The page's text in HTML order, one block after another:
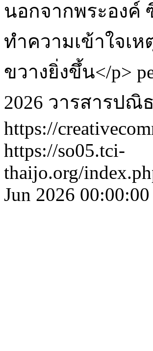
นอกจากพระองค์
ทำความเข้าใจเ
ขวางยิ่งขึ้น</p>
2026 วารสารปณิ
https://
https://so05.tci-
thaijo.org/
Jun 2026